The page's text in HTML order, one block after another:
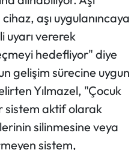
aşı uygulanıncaya
uyarı vererek
hedefliyor" diye
gelişim sürecine uygun
Yılmazel, "Çocuk
sistem aktif olarak
silinmesine veya
sistem,